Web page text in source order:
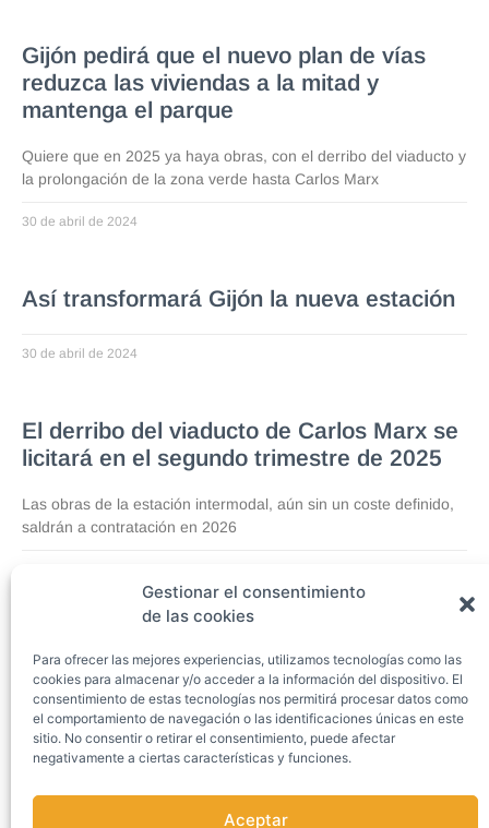
Gestionar el consentimiento
de las cookies
Para ofrecer las mejores experiencias, utilizamos tecnologías como las
cookies para almacenar y/o acceder a la información del dispositivo. El
consentimiento de estas tecnologías nos permitirá procesar datos como
el comportamiento de navegación o las identificaciones únicas en este
sitio. No consentir o retirar el consentimiento, puede afectar
negativamente a ciertas características y funciones.
Aceptar
Gijón pedirá que el nuevo plan de vías
reduzca las viviendas a la mitad y
mantenga el parque
Quiere que en 2025 ya haya obras, con el derribo del viaducto y
la prolongación de la zona verde hasta Carlos Marx
30 de abril de 2024
Así transformará Gijón la nueva estación
30 de abril de 2024
El derribo del viaducto de Carlos Marx se
licitará en el segundo trimestre de 2025
Las obras de la estación intermodal, aún sin un coste definido,
saldrán a contratación en 2026
1 2 3
Casa del Mar
Avda. Príncipe de Asturias, 76 — 7ª Planta
33212 — Gijón/Xixón (Asturias)
(+34) 985 195 780
gan@gijonalnorte.com